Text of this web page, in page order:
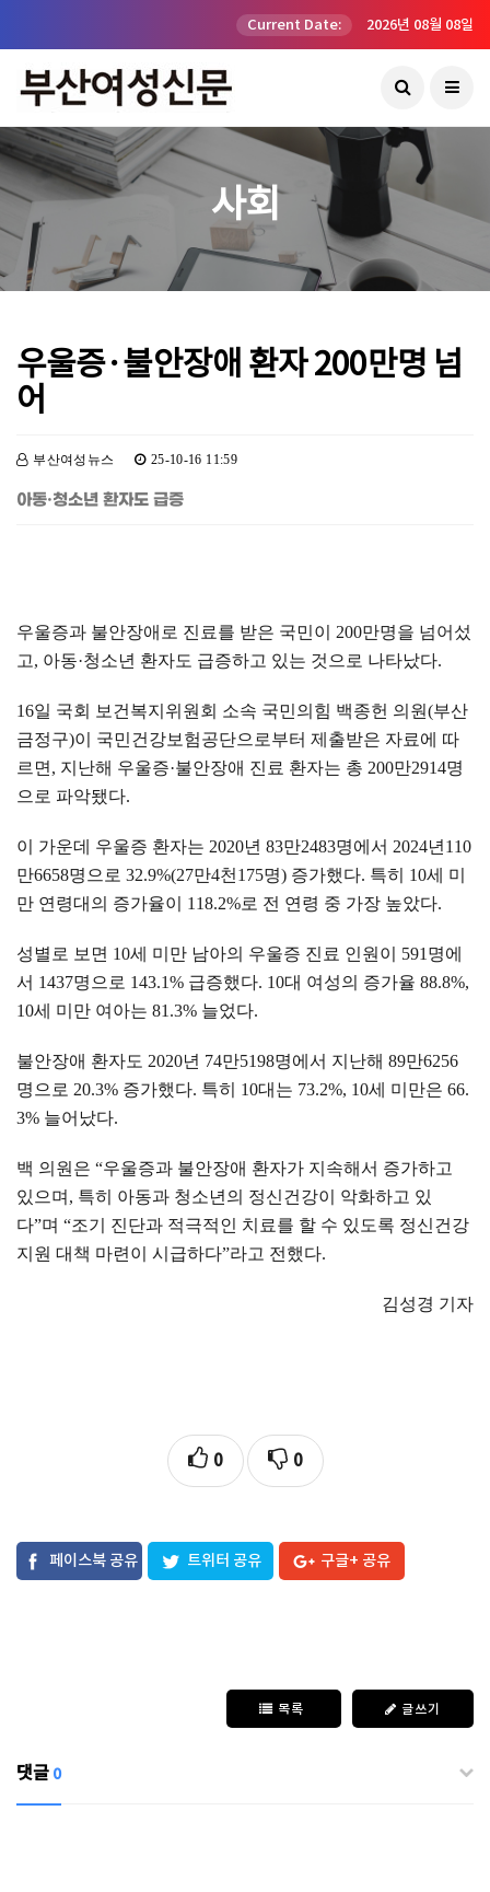
Current Date: 2026년 08월 08일
사회
우울증·불안장애 환자 200만명 넘
어
부산여성뉴스 25-10-16 11:59
아동·청소년 환자도 급증
우울증과 불안장애로 진료를 받은 국민이 200만명을 넘어섰
고, 아동·청소년 환자도 급증하고 있는 것으로 나타났다.
16일 국회 보건복지위원회 소속 국민의힘 백종헌 의원(부산
금정구)이 국민건강보험공단으로부터 제출받은 자료에 따
르면 , 지난해 우울증·불안장애 진료 환자는 총 200만2914명
으로 파악됐다.
이 가운데 우울증 환자는 2020년 83만2483명에서 2024년 110
만6658명으로 32.9%(27만4천 175명) 증가했다. 특히 10세 미
만 연령대의 증가율이 118.2%로 전 연령 중 가장 높았다.
성별로 보면 10세 미만 남아의 우울증 진료 인원이 591 명에
서 1437명으로 143.1% 급증했다. 10대 여성의 증가율 88.8%,
10세 미만 여아는 81.3% 늘었다.
불안장애 환자도 2020년 74만5198명에서 지난해 89만6256
명으로 20.3% 증가했다. 특히 10대는 73.2%, 10세 미만은 66.
3% 늘어났다.
백 의원은 “우울증과 불안장애 환자가 지속해서 증가하고
있으며 , 특히 아동과 청소년의 정신건강이 악화하고 있
다”며 “조기 진단과 적극적인 치료를 할 수 있도록 정신건강
지원 대책 마련이 시급하다”라고 전했다.
김성경 기자
0 0
페이스북 공유 트위터 공유 구글+ 공유
목록 글쓰기
댓글 0